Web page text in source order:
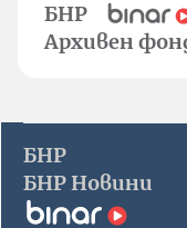
БНР
Архивен
БНР
БНР Новини